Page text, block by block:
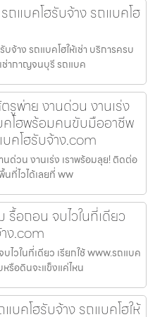
ถแบคโฮรับจ้าง รถแบคโฮ
จ้าง รถแบคโฮให้เช่า บริการครบ
ช่ากาญจนบุรี รถแบค
พ่าย งานด่วน งานเร่ง
คโฮพร้อมคนขับมืออาชีพ
คโฮรับจ้าง.com
ด่วน งานเร่ง เราพร้อมลุย! ติดต่อ
ที่ไวได้เลยที่ ww
อถอน จบไวในที่เดียว
ง.com
วในที่เดียว เรียกใช้ www.รถแบค
รือดินจะแข็งแค่ไหน
บคโฮรับจ้าง รถแบคโฮให้